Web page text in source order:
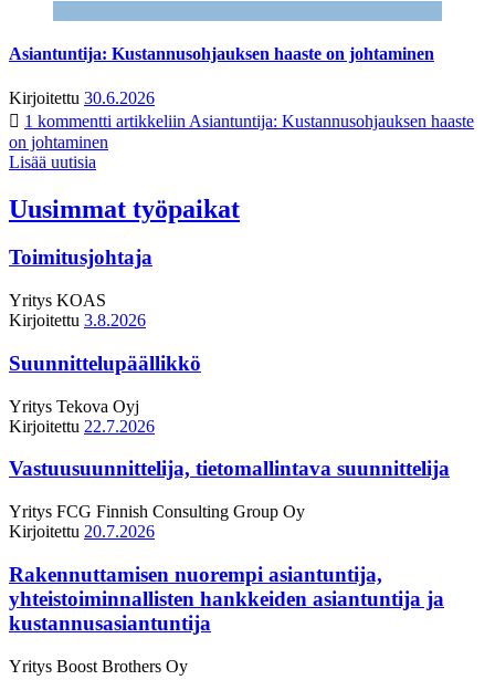
Asiantuntija: Kustannusohjauksen haaste on johtaminen
Kirjoitettu 30.6.2026
1 kommentti artikkeliin Asiantuntija: Kustannusohjauksen haaste
on johtaminen
Lisää uutisia
Uusimmat työpaikat
Toimitusjohtaja
Yritys KOAS
Kirjoitettu 3.8.2026
Suunnittelupäällikkö
Yritys Tekova Oyj
Kirjoitettu 22.7.2026
Vastuusuunnittelija, tietomallintava suunnittelija
Yritys FCG Finnish Consulting Group Oy
Kirjoitettu 20.7.2026
Rakennuttamisen nuorempi asiantuntija,
yhteistoiminnallisten hankkeiden asiantuntija ja
kustannusasiantuntija
Yritys Boost Brothers Oy